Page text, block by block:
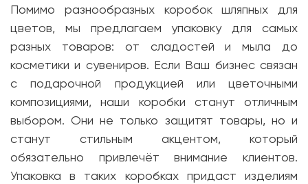
Помимо разнообразных коробок шляпных для
цветов, мы предлагаем упаковку для самых
разных товаров: от сладостей и мыла до
косметики и сувениров. Если Ваш бизнес связан
с подарочной продукцией или цветочными
композициями, наши коробки станут отличным
выбором. Они не только защитят товары, но и
станут стильным акцентом, который
обязательно привлечёт внимание клиентов.
Упаковка в таких коробках придаст изделиям